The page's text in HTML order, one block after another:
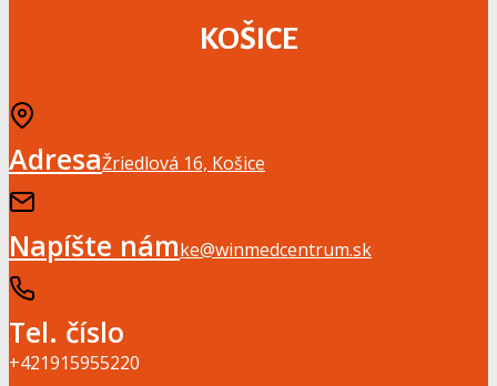
KOŠICE
AdresaŽriedlová 16, Košice
Napíšte námke@winmedcentrum.sk
Tel. číslo
+421915955220